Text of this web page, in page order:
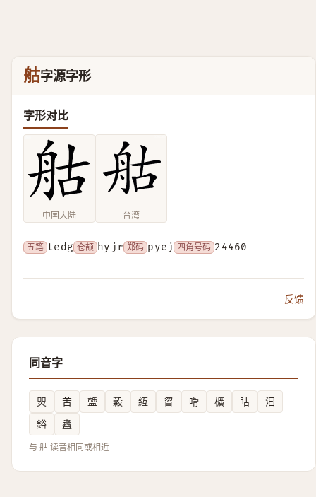
䑩字源字形
字形对比
中国大陆 台湾
五笔 tedg 仓颉 hyjr 郑码 pyej 四角号码 24460
反馈
同音字
焸 苦 䀇 糓 䊺 䀜 嗗 櫎 䀦
汩
鋊
蠱
与 䑩 读音相同或相近